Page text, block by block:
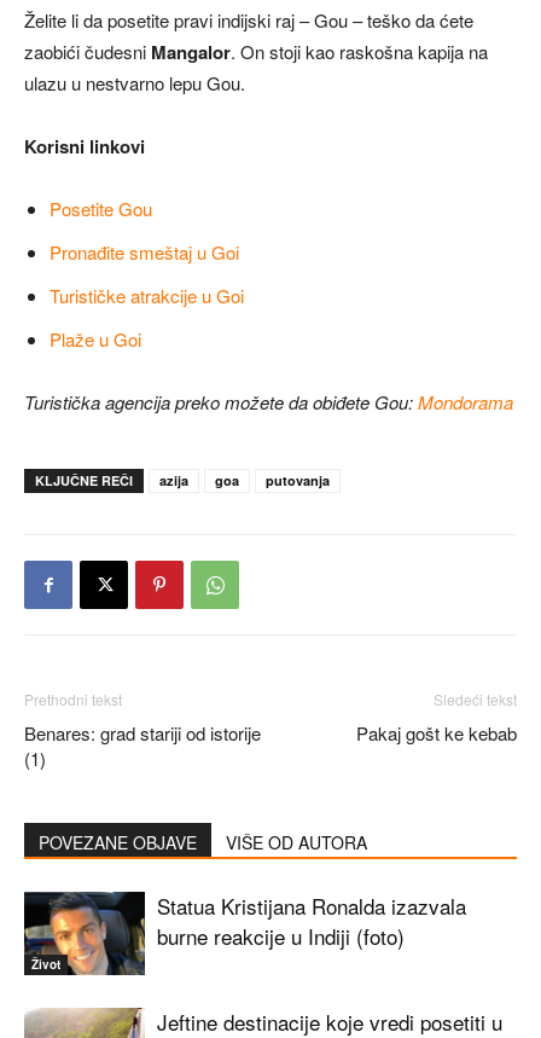
Želite li da posetite pravi indijski raj – Gou – teško da ćete
zaobići čudesni Mangalor. On stoji kao raskošna kapija na
ulazu u nestvarno lepu Gou.
Korisni linkovi
Posetite Gou
Pronađite smeštaj u Goi
Turističke atrakcije u Goi
Plaže u Goi
Turistička agencija preko možete da obiđete Gou:Mondorama
KLJUČNE REČI azija goa putovanja
Prethodni tekst
Benares: grad stariji od istorije
(1)
Sledeći tekst
Pakaj gošt ke kebab
POVEZANE OBJAVE VIŠE OD AUTORA
Život
Statua Kristijana Ronalda izazvala
burne reakcije u Indiji (foto)
Jeftine destinacije koje vredi posetiti u